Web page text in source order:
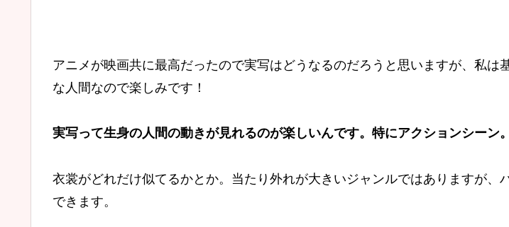
アニメが映画共に最高だったので実写はどうなるのだろうと思いますが、私は
な人間なので楽しみです！
実写って生身の人間の動きが見れるのが楽しいんです。特にアクションシーン。
衣裳がどれだけ似てるかとか。当たり外れが大きいジャンルではありますが、
できます。